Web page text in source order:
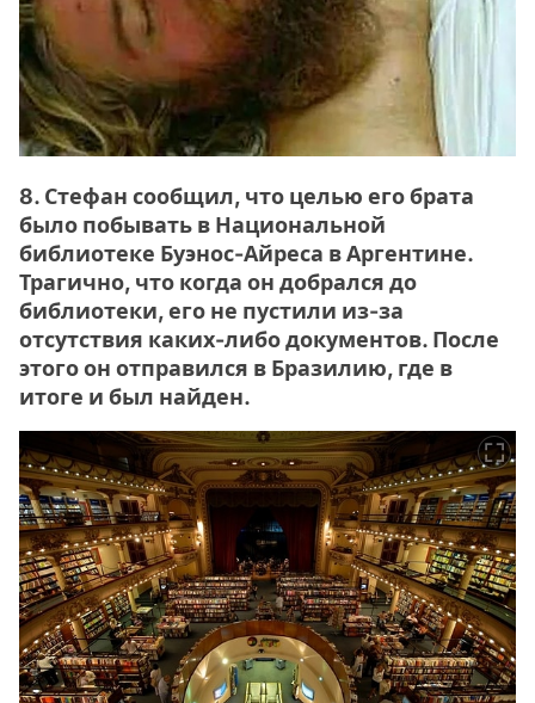
8. Стефан сообщил, что целью его брата
было побывать в Национальной
библиотеке Буэнос-Айреса в Аргентине.
Трагично, что когда он добрался до
библиотеки, его не пустили из-за
отсутствия каких-либо документов. После
этого он отправился в Бразилию, где в
итоге и был найден.